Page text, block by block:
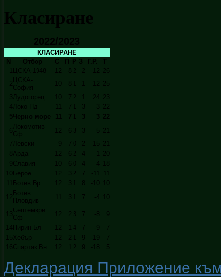
Класиране
2022/2023
КЛАСИРАНЕ
N
Отбор С П Р З Г.Р.
Т
ЦСКА 1948 12 8 2 2 12 26
2 ЦСКА-
София
10 8 12 25
3 Лудогорец 10 7 2 24
23
4 Локо Пд 7 3 3 22
5Черно море 11 7 1 3 3
22
6
Локомотив
Сф
12 6 3 3 5 21
7 Левски 9 7 0 2 15 21
8 Арда 12 6 2 4
20
9 Славия 10 6 0 4 4
18
10 Берое 12 3 2 7 -11
Ботев Вр 12 3 8 -10
10
12
Ботев
Пловдив
3 7 -4 10
13
Септември
Сф
12 2 3 7 -8
9
14 Пирин Бл 12 4 7 -9
7
15Хебър 12 2 9 -19
7
16Спартак Вн 12 2 9 -18 5
Декларация Приложение